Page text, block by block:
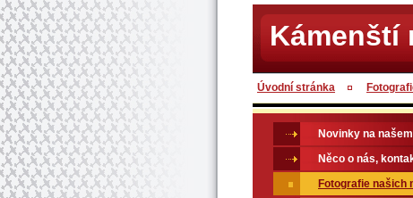
Kámenští
Úvodní stránka
Novinky na
Něco o nás,
Fotografie našich